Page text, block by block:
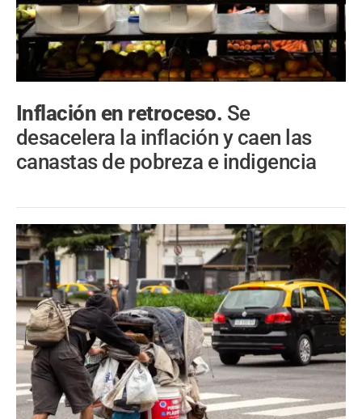
Inflación en retroceso. Se
desacelera la inflación y caen las
canastas de pobreza e indigencia